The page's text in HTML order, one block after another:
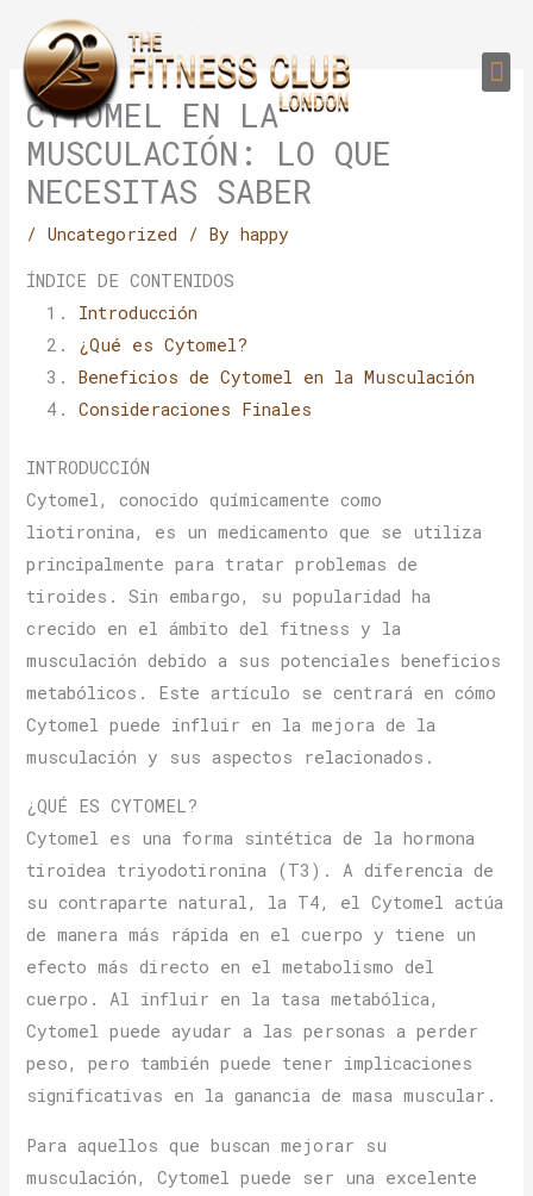
content
CYTOMEL EN LA
MUSCULACIÓN: LO QUE
NECESITAS SABER
/Uncategorized / Byhappy
ÍNDICE DE CONTENIDOS
Introducción
¿Qué es Cytomel?
Beneficios de Cytomel en la Musculación
Consideraciones Finales
INTRODUCCIÓN
Cytomel, conocido químicamente como
liotironina, es un medicamento que se utiliza
principalmente para tratar problemas de
tiroides. Sin embargo, su popularidad ha
crecido en el ámbito del fitness y la
musculación debido a sus potenciales beneficios
metabólicos. Este artículo se centrará en cómo
Cytomel puede influir en la mejora de la
musculación y sus aspectos relacionados.
¿QUÉ ES CYTOMEL?
Cytomel es una forma sintética de la hormona
tiroidea triyodotironina (T3). A diferencia de
su contraparte natural, la T4, el Cytomel actúa
de manera más rápida en el cuerpo y tiene un
efecto más directo en el metabolismo del
cuerpo. Al influir en la tasa metabólica,
Cytomel puede ayudar a las personas a perder
peso, pero también puede tener implicaciones
significativas en la ganancia de masa muscular.
Para aquellos que buscan mejorar su
musculación, Cytomel puede ser una excelente